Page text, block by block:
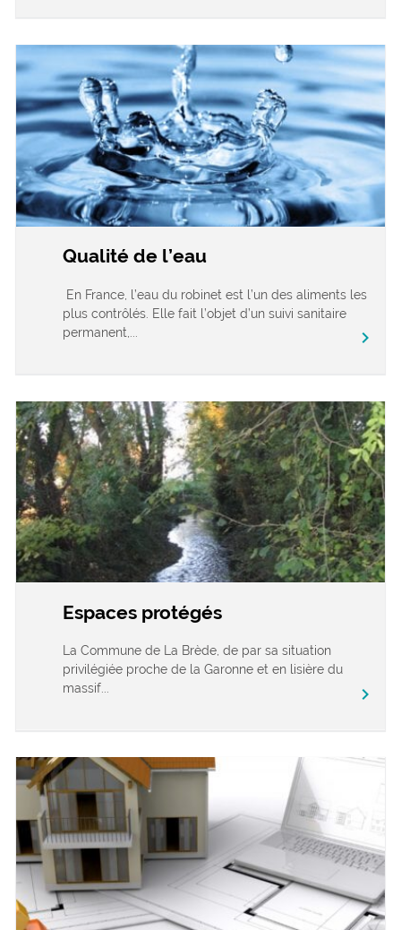
Qualité de l’eau
En France, l’eau du robinet est l’un des aliments les
plus contrôlés. Elle fait l’objet d’un suivi sanitaire
permanent,...
chevron_right
Espaces protégés
La Commune de La Brède, de par sa situation
privilégiée proche de la Garonne et en lisière du
massif...
chevron_right